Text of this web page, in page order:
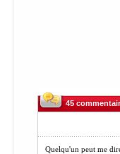
45
Quelqu'un peut me